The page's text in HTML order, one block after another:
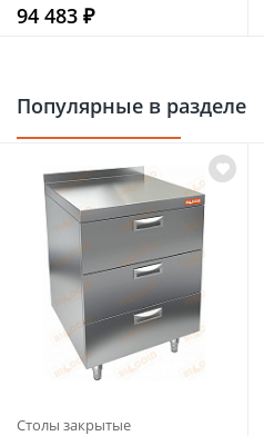
94 483 ₽
Популярные в разделе
Столы закрытые